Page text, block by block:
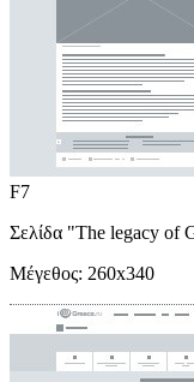
F7
Σελίδα "The legacy of
Μέγεθος: 260x340